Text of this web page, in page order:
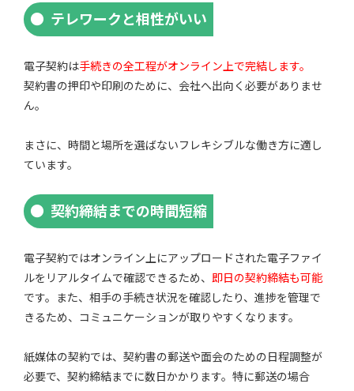
テレワークと相性がいい
電子契約は手続きの全工程がオンライン上で完結します。
契約書の押印や印刷のために、会社へ出向く必要がありませ
ん。
まさに、時間と場所を選ばないフレキシブルな働き方に適し
ています。
契約締結までの時間短縮
電子契約ではオンライン上にアップロードされた電子ファイ
ルをリアルタイムで確認できるため、 即日の契約締結も可能
です。また、相手の手続き状況を確認したり、進捗を管理で
きるため、コミュニケーションが取りやすくなります。
紙媒体の契約では、契約書の郵送や面会のための日程調整が
必要で、契約締結までに数日かかります。特に郵送の場合